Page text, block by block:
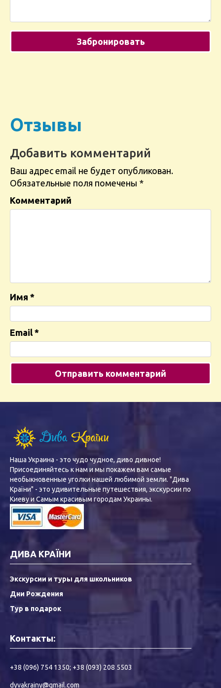
Отзывы
Добавить комментарий
Ваш адрес email не будет опубликован.
Обязательные поля помечены *
Комментарий
Имя *
Email *
Наша Украина - это чудо чудное, диво дивное!
Присоединяйтесь к нам и мы покажем вам самые
необыкновенные уголки нашей любимой земли. "Дива
Країни" - это удивительные путешествия, экскурсии по
Киеву и Самым красивым городам Украины.
ДИВА КРАЇНИ
Экскурсии и туры для школьников
Дни Рождения
Тур в подарок
Контакты:
+38 (096) 754 1350; +38 (093) 208 5503
dyvakrainy@gmail.com